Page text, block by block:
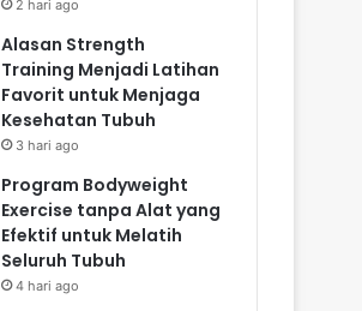
2 hari ago
Alasan Strength
Training Menjadi Latihan
Favorit untuk Menjaga
Kesehatan Tubuh
3 hari ago
Program Bodyweight
Exercise tanpa Alat yang
Efektif untuk Melatih
Seluruh Tubuh
4 hari ago